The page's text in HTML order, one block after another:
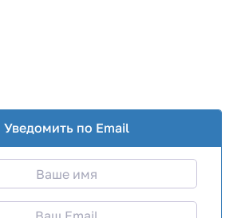
Уведомить по Email